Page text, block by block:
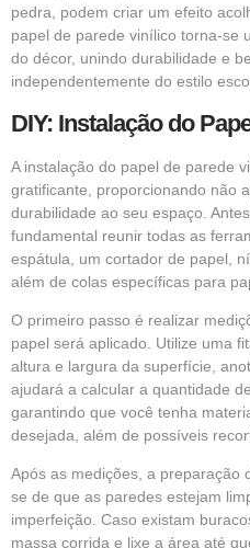
pedra, podem criar um efeito
papel de parede vinílico torna-se
do décor, unindo durabilidade e
independentemente do estilo
DIY: Instalação do
A instalação do papel de parede
gratificante, proporcionando não
durabilidade ao seu espaço.
fundamental reunir todas as
espátula, um cortador de papel,
além de colas específicas para
O primeiro passo é realizar
papel será aplicado. Utilize uma
altura e largura da superfície,
ajudará a calcular a quantidade
garantindo que você tenha
desejada, além de possíveis
Após as medições, a preparação
se de que as paredes estejam
imperfeição. Caso existam
massa corrida e lixe a área até